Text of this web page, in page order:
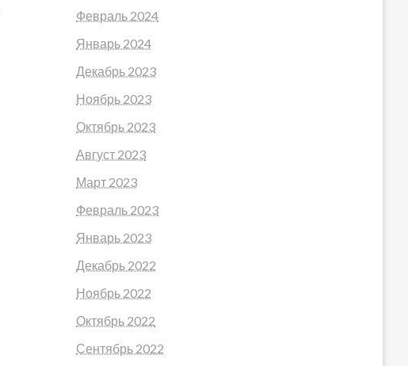
Февраль 2024
Январь 2024
Декабрь 2023
Ноябрь 2023
Октябрь 2023
Август 2023
Март 2023
Февраль 2023
Январь 2023
Декабрь 2022
Ноябрь 2022
Октябрь 2022
Сентябрь 2022